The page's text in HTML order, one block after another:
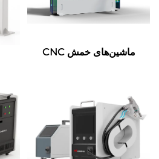
ماشین‌های خمش CNC